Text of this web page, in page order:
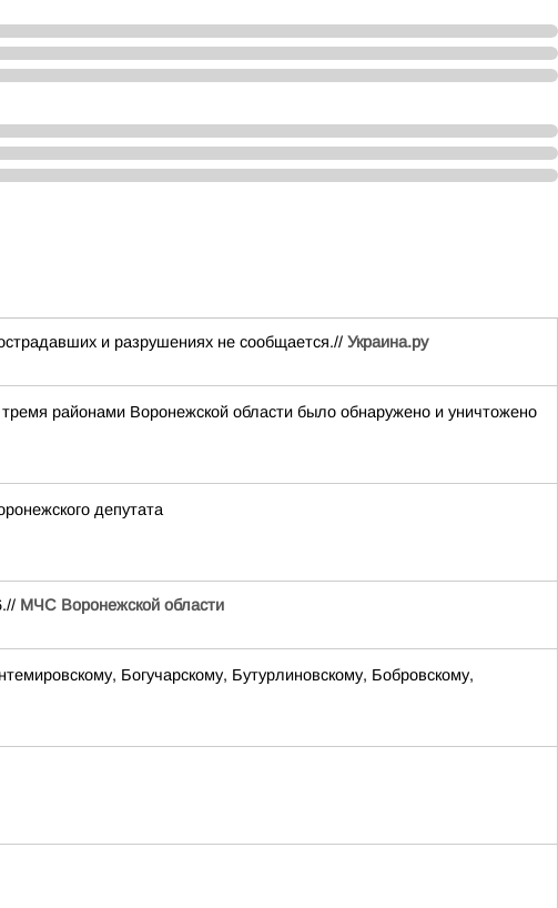
и разрушениях не сообщается.// Украина.ру
районами Воронежской области было обнаружено и уничтожено
депутата
МЧС Воронежской области
Богучарскому, Бутурлиновскому, Бобровскому,